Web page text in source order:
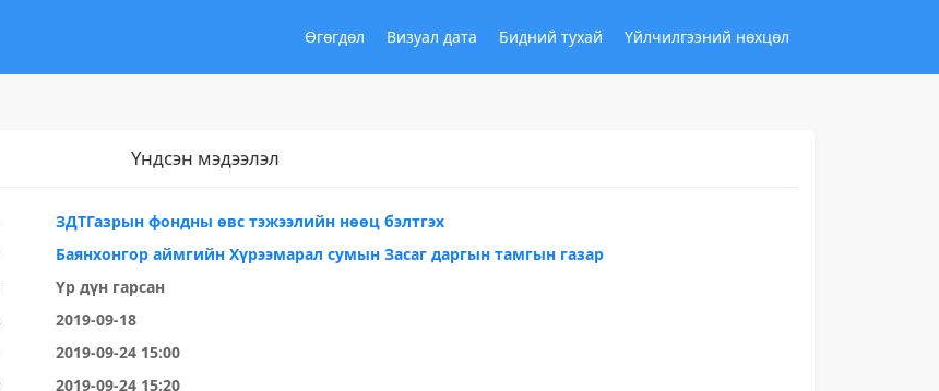
Өгөгдөл Визуал дата Бидний тухай Үйлчилгээний нөхцөл
Үндсэн мэдээлэл
ЗДТГазрын фондны өвс тэжээлийн нөөц бэлтгэх
Баянхонгор аймгийн Хүрээмарал сумын Засаг даргын тамгын газар
Үр дүн гарсан
2019-09-18
2019-09-24 15:00
2019-09-24 15:20